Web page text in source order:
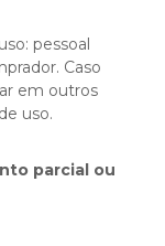
pessoal
Caso
em outros
uso.
parcial ou